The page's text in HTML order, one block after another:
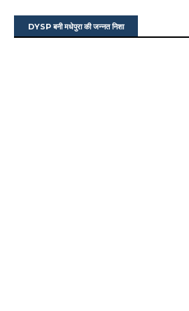
DYSP बनी मधेपुरा की जन्नत निशा